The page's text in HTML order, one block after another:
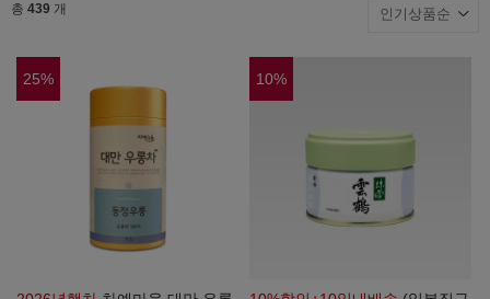
총 439 개
25% 10%